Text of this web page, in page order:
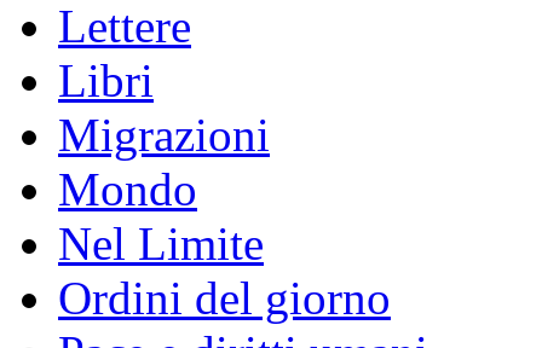
Lettere
Libri
Migrazioni
Mondo
Nel Limite
Ordini del giorno